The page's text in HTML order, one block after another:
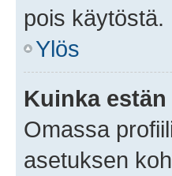
pois käytöstä.
Ylös
Kuinka
Omassa
asetuksen